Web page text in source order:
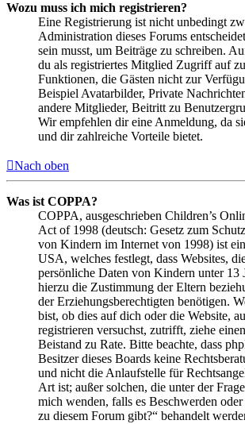
Wozu muss ich mich registrieren?
Eine Registrierung ist nicht unbedingt
Administration dieses Forums
sein musst, um Beiträge zu schreiben.
du als registriertes Mitglied Zugriff auf
Funktionen, die Gästen nicht zur
Beispiel Avatarbilder, Private
andere Mitglieder, Beitritt zu
Wir empfehlen dir eine Anmeldung, da
und dir zahlreiche Vorteile bietet.
Nach oben
Was ist COPPA?
COPPA, ausgeschrieben Children’s
Act of 1998 (deutsch: Gesetz zum
von Kindern im Internet von 1998) ist
USA, welches festlegt, dass Websites,
persönliche Daten von Kindern unter 13
hierzu die Zustimmung der Eltern
der Erziehungsberechtigten benötigen.
bist, ob dies auf dich oder die Website,
registrieren versuchst, zutrifft, ziehe
Beistand zu Rate. Bitte beachte, dass
Besitzer dieses Boards keine
und nicht die Anlaufstelle für
Art ist; außer solchen, die unter der
mich wenden, falls es Beschwerden
zu diesem Forum gibt?“ behandelt